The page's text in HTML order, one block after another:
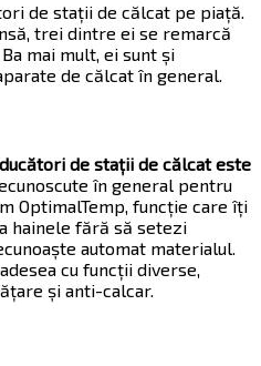
de stații de călcat pe piață.
trei dintre ei se remarcă
mai mult, ei sunt și
de călcat în general.
de stații de călcat este
în general pentru
OptimalTemp, funcție care îți
hainele fără să setezi
automat materialul.
cu funcții diverse,
și anti-calcar.